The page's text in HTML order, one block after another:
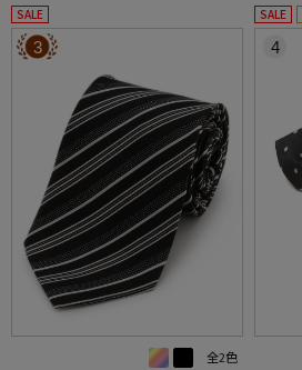
SALE
3
全2色
SALE
4